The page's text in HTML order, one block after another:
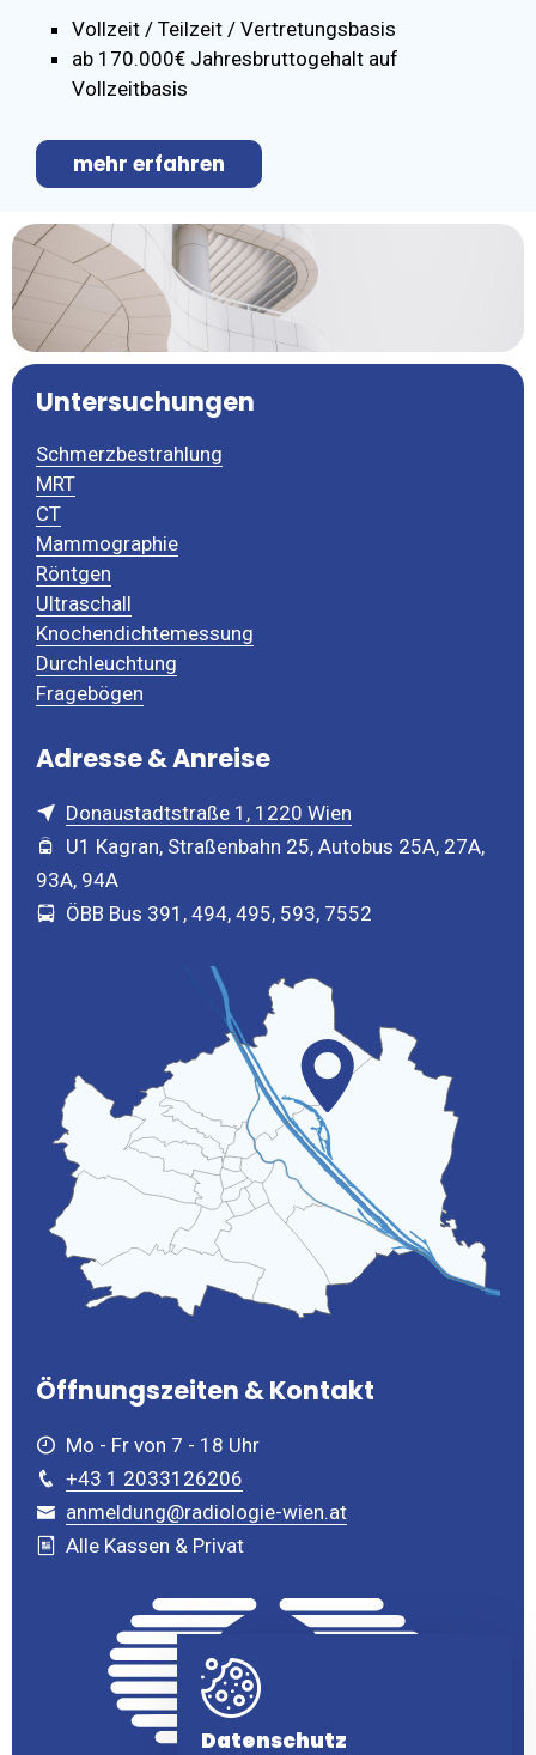
Vollzeit / Teilzeit / Vertretungsbasis
ab 170.000€ Jahresbruttogehalt auf
Vollzeitbasis
mehr erfahren
Untersuchungen
Schmerzbestrahlung
MRT
CT
Mammographie
Röntgen
Ultraschall
Knochendichtemessung
Durchleuchtung
Fragebögen
Adresse & Anreise
Donaustadtstraße 1, 1220 Wien
U1 Kagran, Straßenbahn 25, Autobus 25A, 27A,
93A, 94A
ÖBB Bus 391, 494, 495, 593, 7552
Öffnungszeiten & Kontakt
Mo - Fr von 7 - 18 Uhr
+43 1 2033126206
anmeldung@radiologie-wien.at
Alle Kassen & Privat
Datenschutz